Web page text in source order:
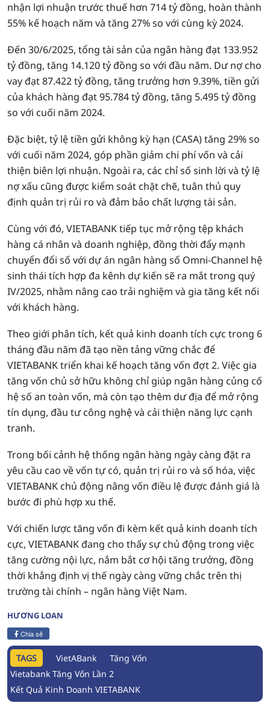
nhận lợi nhuận trước thuế hơn 714 tỷ đồng, hoàn thành
55% kế hoạch năm và tăng 27% so với cùng kỳ 2024.
Đến 30/6/2025, tổng tài sản của ngân hàng đạt 133.952
tỷ đồng, tăng 14.120 tỷ đồng so với đầu năm. Dư nợ cho
vay đạt 87.422 tỷ đồng, tăng trưởng hơn 9.39%, tiền gửi
của khách hàng đạt 95.784 tỷ đồng, tăng 5.495 tỷ đồng
so với cuối năm 2024.
Đặc biệt, tỷ lệ tiền gửi không kỳ hạn (CASA) tăng 29% so
với cuối năm 2024, góp phần giảm chi phí vốn và cải
thiện biên lợi nhuận. Ngoài ra, các chỉ số sinh lời và tỷ lệ
nợ xấu cũng được kiểm soát chặt chẽ, tuân thủ quy
định quản trị rủi ro và đảm bảo chất lượng tài sản.
Cùng với đó, VIETABANK tiếp tục mở rộng tệp khách
hàng cá nhân và doanh nghiệp, đồng thời đẩy mạnh
chuyển đổi số với dự án ngân hàng số Omni-Channel hệ
sinh thái tích hợp đa kênh dự kiến sẽ ra mắt trong quý
IV/2025, nhằm nâng cao trải nghiệm và gia tăng kết nối
với khách hàng.
Theo giới phân tích, kết quả kinh doanh tích cực trong 6
tháng đầu năm đã tạo nền tảng vững chắc để
VIETABANK triển khai kế hoạch tăng vốn đợt 2. Việc gia
tăng vốn chủ sở hữu không chỉ giúp ngân hàng củng cố
hệ số an toàn vốn, mà còn tạo thêm dư địa để mở rộng
tín dụng, đầu tư công nghệ và cải thiện năng lực cạnh
tranh.
Trong bối cảnh hệ thống ngân hàng ngày càng đặt ra
yêu cầu cao về vốn tự có, quản trị rủi ro và số hóa, việc
VIETABANK chủ động nâng vốn điều lệ được đánh giá là
bước đi phù hợp xu thế.
Với chiến lược tăng vốn đi kèm kết quả kinh doanh tích
cực, VIETABANK đang cho thấy sự chủ động trong việc
tăng cường nội lực, nắm bắt cơ hội tăng trưởng, đồng
thời khẳng định vị thế ngày càng vững chắc trên thị
trường tài chính – ngân hàng Việt Nam.
HƯƠNG LOAN
Chia sẻ
TAGS VietABank
Tăng Vốn
Vietabank Tăng Vốn Lần 2
Kết Quả Kinh Doanh VIETABANK